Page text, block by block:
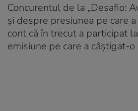
Concurentul de la „Desafio:
și despre presiunea pe care
cont că în trecut a participat la
emisiune pe care a câștigat-o